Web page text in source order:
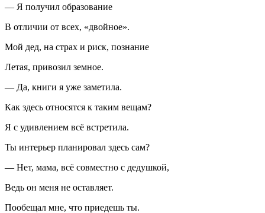
— Я получил образование
В отличии от всех, «двойное».
Мой дед, на страх и риск, познание
Летая, привозил земное.
— Да, книги я уже заметила.
Как здесь относятся к таким вещам?
Я с удивлением всё встретила.
Ты интерьер планировал здесь сам?
— Нет, мама, всё совместно с дедушкой,
Ведь он меня не оставляет.
Пообещал мне, что приедешь ты.